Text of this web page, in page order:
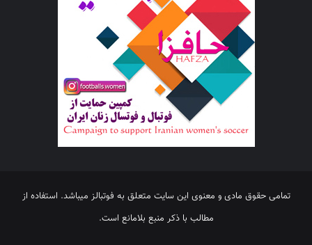
تمامی حقوق مادی و معنوی این سایت متعلق به فوتبالز میباشد. استفاده از
مطالب با ذکر منبع بلامانع است.